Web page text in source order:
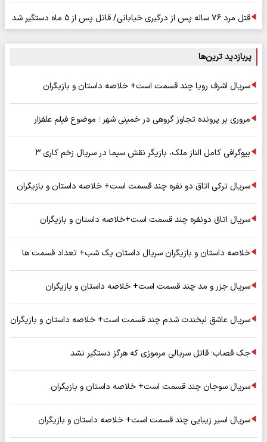
قتل مرد ۷۶ ساله پس از درگیری خیابانی/ قاتل پس از ۵ ماه دستگیر شد
پربازدید ترین‌ها
سریال اشرف رویا چند قسمت است+ خلاصه داستان و بازیگران
مروری بر پرونده تجاوز گروهی در خمینی شهر ؛ موضوع فیلم علفزار
بیوگرافی کامل الناز ملک، بازیگر نقش سیما در سریال زخم کاری ۳
سریال ترکی اتاق دو نفره چند قسمت است+ خلاصه داستان و بازیگران
سریال اتاق دونفره چند قسمت است+خلاصه داستان و بازیگران
خلاصه داستان و بازیگران سریال داستان یک شب+ تعداد قسمت ها
سریال جزر و مد چند قسمت است+ خلاصه داستان و بازیگران
سریال عاشق لبخندت شدم چند قسمت است+ خلاصه داستان و بازیگران
جک قصاب؛ قاتل سریالی مرموزی که هرگز دستگیر نشد
سریال سوجان چند قسمت است+ خلاصه داستان و بازیگران
سریال اسیر زیبایی چند قسمت است+ خلاصه داستان و بازیگران